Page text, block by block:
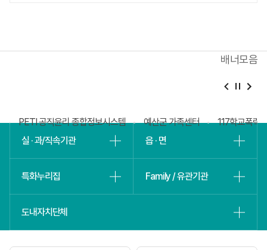
배너모음
PETI 공직윤리 종합정보시스템 예산군 가족센터
117학교폭력
실 · 과/직속기관
읍 · 면
특화누리집 Family / 유관기관
도내자치단체